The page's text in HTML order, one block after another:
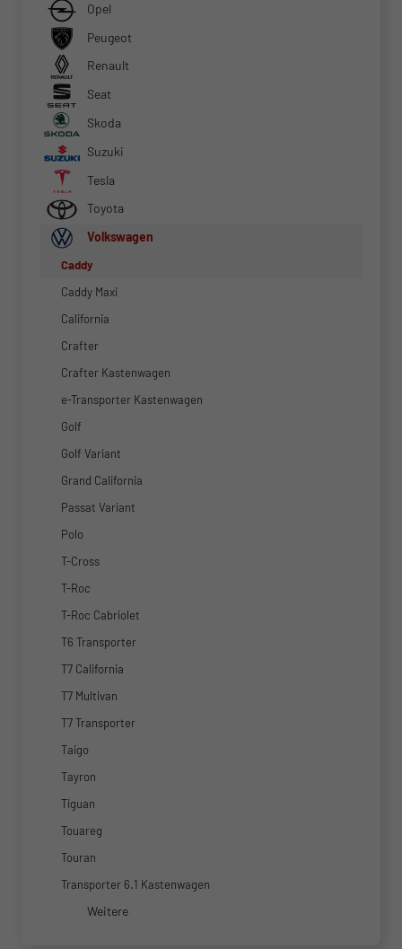
Opel
Peugeot
Renault
Seat
Skoda
Suzuki
Tesla
Toyota
Volkswagen
Caddy
Caddy Maxi
California
Crafter
Crafter Kastenwagen
e-Transporter Kastenwagen
Golf
Golf Variant
Grand California
Passat Variant
Polo
T-Cross
T-Roc
T-Roc Cabriolet
T6 Transporter
T7 California
T7 Multivan
T7 Transporter
Taigo
Tayron
Tiguan
Touareg
Touran
Transporter 6.1 Kastenwagen
Weitere